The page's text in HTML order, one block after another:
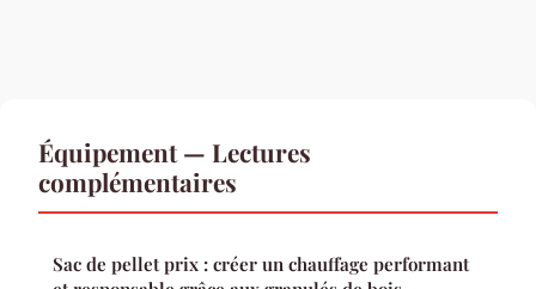
Équipement — Lectures
complémentaires
Sac de pellet prix : créer un chauffage performant